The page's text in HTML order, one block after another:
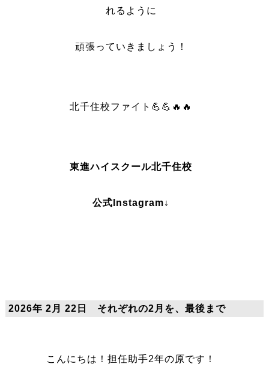
れるように
頑張っていきましょう！
北千住校ファイト💪💪🔥🔥
東進ハイスクール北千住校
公式Instagram↓
2026年 2月 22日 それぞれの2月を、最後まで
こんにちは！担任助手2年の原です！